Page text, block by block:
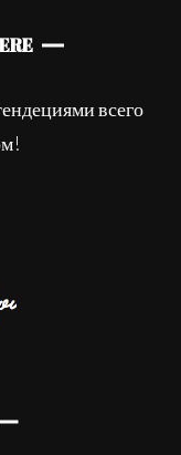
всего